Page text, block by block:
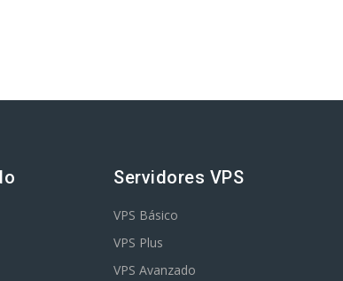
Servidores VPS
VPS Básico
VPS Plus
VPS Avanzado